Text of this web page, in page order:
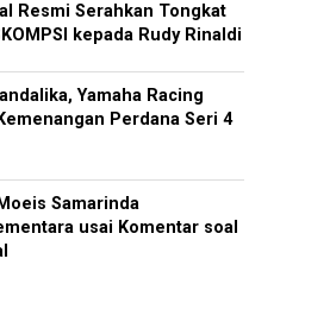
Resmi Serahkan Tongkat
kepada Rudy Rinaldi
Yamaha Racing
Perdana Seri 4
Samarinda
usai Komentar soal